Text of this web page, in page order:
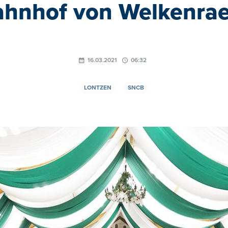
von
16.03.2021 06:32
LONTZEN SNCB